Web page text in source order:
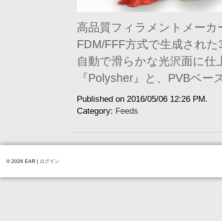
高品質フィラメントメーカ
FDM/FFF方式で生成され
自動で滑らかな光沢面に
『Polysher』と、PVBベ
Published on 2016/05/06 12:26 PM.
Category: Feeds
© 2026 EAR | ログイン